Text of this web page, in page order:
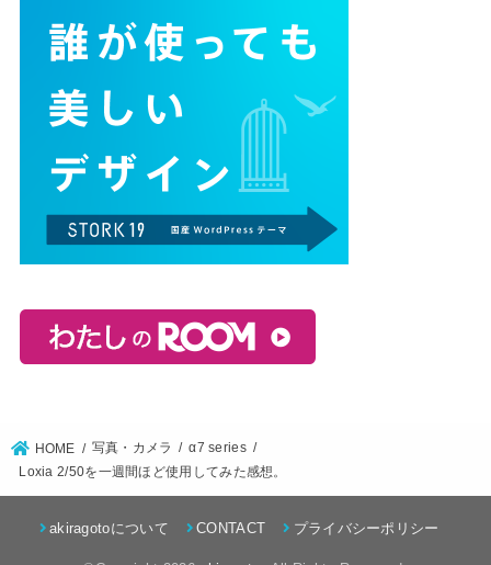
HOME 写真・カメラ
α7 series
Loxia 2/50を一週間ほど使用してみた感想。
akiragotoについて CONTACT プライバシーポリシー